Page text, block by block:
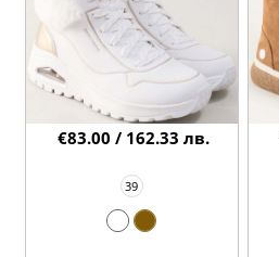
39
€83.00 / 162.33 лв.